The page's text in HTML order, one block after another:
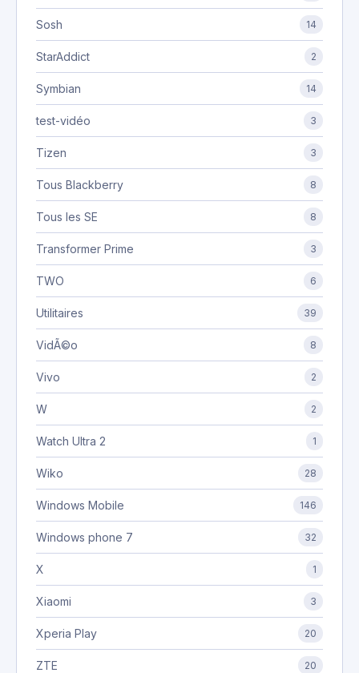
Sosh 14
StarAddict 2
Symbian 14
test-vidéo 3
Tizen 3
Tous Blackberry 8
Tous les SE 8
Transformer Prime 3
TWO 6
Utilitaires 39
VidÃ©o 8
Vivo 2
W 2
Watch Ultra 2 1
Wiko 28
Windows Mobile 146
Windows phone 7 32
X 1
Xiaomi 3
Xperia Play 20
ZTE 20